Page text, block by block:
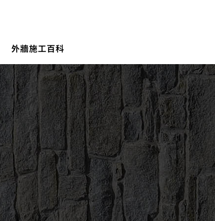
外牆施工百科